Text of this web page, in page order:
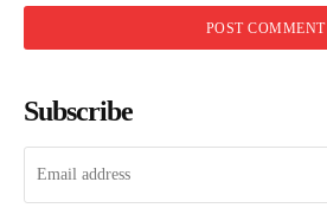
Subscribe